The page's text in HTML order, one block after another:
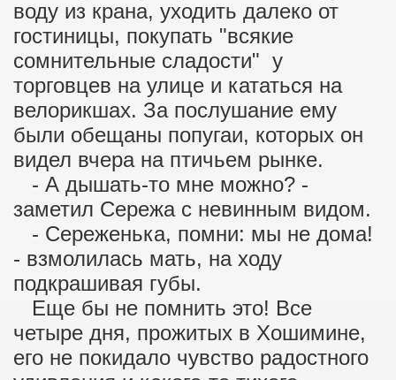
воду из крана, уходить далеко от
гостиницы, покупать "всякие
сомнительные сладости" у
торговцев на улице и кататься на
велорикшах. За послушание ему
были обещаны попугаи, которых он
видел вчера на птичьем рынке.
- А дышать-то мне можно? -
заметил Сережа с невинным видом.
- Сереженька, помни: мы не дома!
- взмолилась мать, на ходу
подкрашивая губы.
Еще бы не помнить это! Все
четыре дня, прожитых в Хошимине,
его не покидало чувство радостного